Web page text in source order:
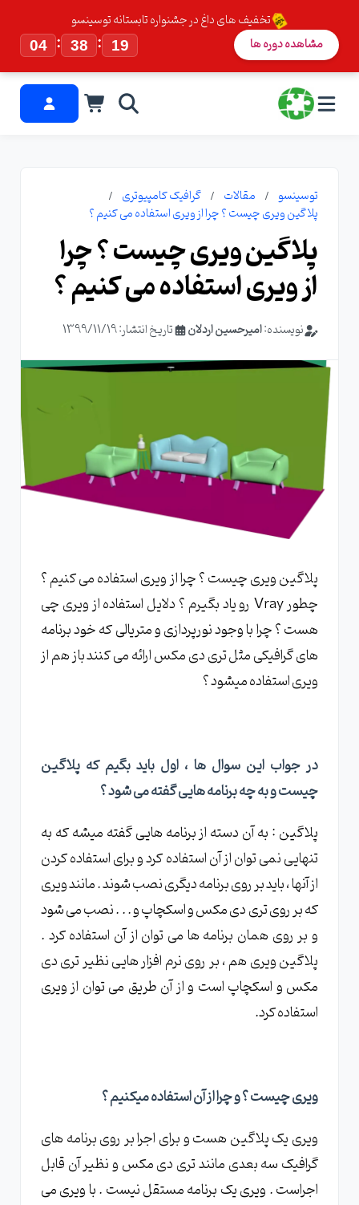
تخفیف های داغ در جشنواره تابستانه توسینسو
04 : 38 : 18 مشاهده دوره ها
توسینسو مقالات
گرافیک کامپیوتری
پلاگین ویری چیست ؟ چرا از ویری استفاده می کنیم ؟
پلاگین ویری چیست ؟ چرا
از ویری استفاده می کنیم ؟
نویسنده:امیرحسین اردلان تاریخ انتشار: 1399/11/19
پلاگین ویری چیست ؟ چرا از ویری استفاده می کنیم ؟
چطور Vray رو یاد بگیرم ؟ دلایل استفاده از ویری چی
هست ؟ چرا با وجود نورپردازی و متریالی که خود برنامه
های گرافیکی مثل تری دی مکس ارائه می کنند باز هم از
ویری استفاده میشود ؟
در جواب این سوال ها ، اول باید بگیم که پلاگین
چیست و به چه برنامه هایی گفته می شود ؟
پلاگین : به آن دسته از برنامه هایی گفته میشه که به
تنهایی نمی توان از آن استفاده کرد و برای استفاده کردن
از آنها ، باید بر روی برنامه دیگری نصب شوند . مانند ویری
که بر روی تری دی مکس و اسکچاپ و . . . نصب می شود
و بر روی همان برنامه ها می توان از آن استفاده کرد .
پلاگین ویری هم ، بر روی نرم افزار هایی نظیر تری دی
مکس و اسکچاپ است و از آن طریق می توان از ویری
استفاده کرد.
ویری چیست ؟ و چرا از آن استفاده میکنیم ؟
ویری یک پلاگین هست و برای اجرا بر روی برنامه های
گرافیک سه بعدی مانند تری دی مکس و نظیر آن قابل
اجراست . ویری یک برنامه مستقل نیست . با ویری می